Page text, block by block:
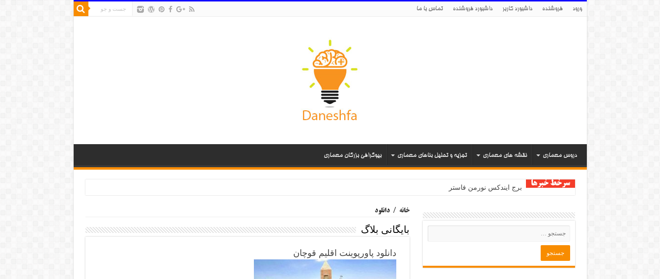
ورود فروشنده داشبورد کاربر داشبورد فروشنده تماس با ما
دروس معماری نقشه های معماری تجزیه و تحلیل بناهای معماری بیوگرافی بزرگان معماری
سرخط خبرها برج ایندکس نورمن فاستر
خانه / دانلود
بایگانی بلاگ
دانلود پاورپوینت اقلیم قوچان